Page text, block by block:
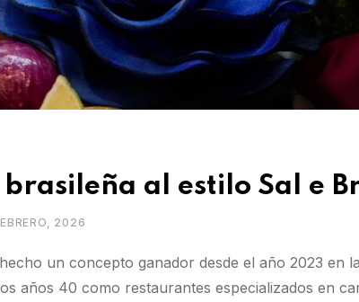
al estilo Sal e
2026
un concepto ganador desde el año 2023 en
años 40 como restaurantes especializados en